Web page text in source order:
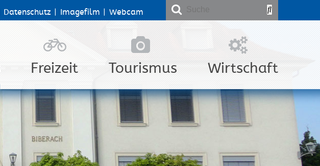
Datenschutz Imagefilm Webcam
Freizeit Tourismus Wirtschaft